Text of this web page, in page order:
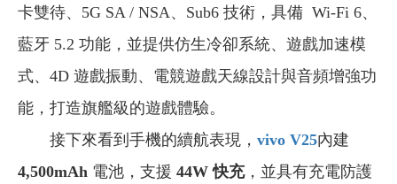
卡雙待、5G SA / NSA、Sub6 技術，具備 Wi-Fi 6、
藍牙 5.2 功能，並提供仿生冷卻系統、遊戲加速模
式、4D 遊戲振動、電競遊戲天線設計與音頻增強功
能，打造旗艦級的遊戲體驗。
接下來看到手機的續航表現， vivo V25內建
4,500mAh 電池，支援 44W 快充，並具有充電防護